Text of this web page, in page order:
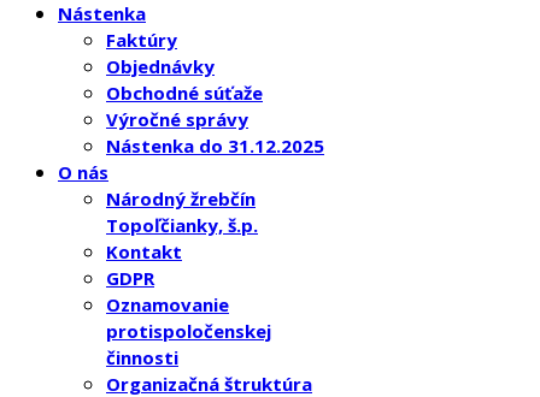
Nástenka
Faktúry
Objednávky
Obchodné súťaže
Výročné správy
Nástenka do 31.12.2025
O nás
Národný žrebčín
Topoľčianky, š.p.
Kontakt
GDPR
Oznamovanie
protispoločenskej
činnosti
Organizačná štruktúra